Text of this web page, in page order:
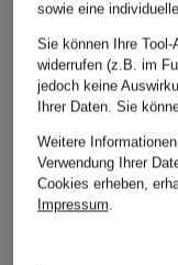
RITUALS
THE RITUAL OF
sowie eine
Sie können Ihre
widerrufen (z.B. im
jedoch keine
Ihrer Daten. Sie
Weitere
Verwendung Ihrer
Cookies erheben,
Impressum.